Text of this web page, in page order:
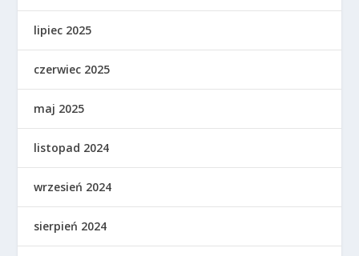
lipiec 2025
czerwiec 2025
maj 2025
listopad 2024
wrzesień 2024
sierpień 2024